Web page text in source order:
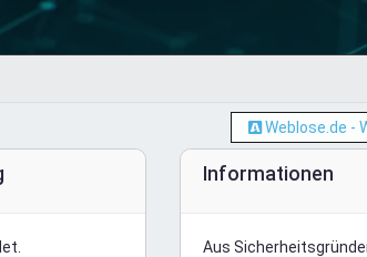
Weblose.de -
Informationen
Aus